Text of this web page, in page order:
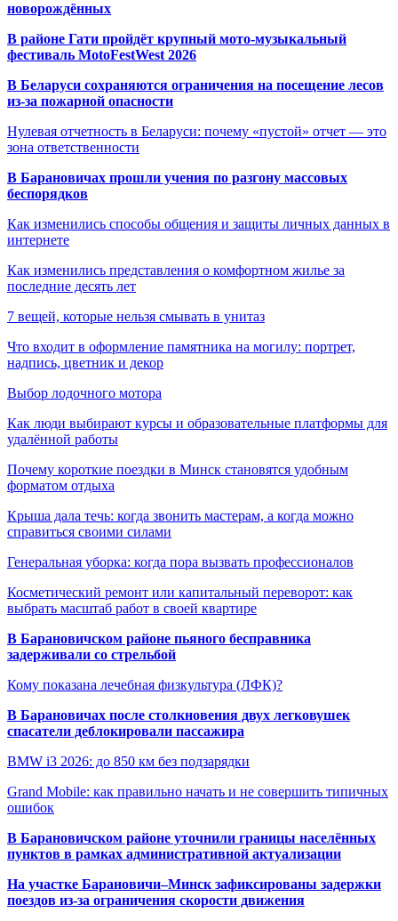
новорождённых
В районе Гати пройдёт крупный мото-музыкальный
фестиваль MotoFestWest 2026
В Беларуси сохраняются ограничения на посещение лесов
из-за пожарной опасности
Нулевая отчетность в Беларуси: почему «пустой» отчет — это
зона ответственности
В Барановичах прошли учения по разгону массовых
беспорядков
Как изменились способы общения и защиты личных данных в
интернете
Как изменились представления о комфортном жилье за
последние десять лет
7 вещей, которые нельзя смывать в унитаз
Что входит в оформление памятника на могилу: портрет,
надпись, цветник и декор
Выбор лодочного мотора
Как люди выбирают курсы и образовательные платформы для
удалённой работы
Почему короткие поездки в Минск становятся удобным
форматом отдыха
Крыша дала течь: когда звонить мастерам, а когда можно
справиться своими силами
Генеральная уборка: когда пора вызвать профессионалов
Косметический ремонт или капитальный переворот: как
выбрать масштаб работ в своей квартире
В Барановичском районе пьяного бесправника
задерживали со стрельбой
Кому показана лечебная физкультура (ЛФК)?
В Барановичах после столкновения двух легковушек
спасатели деблокировали пассажира
BMW i3 2026: до 850 км без подзарядки
Grand Mobile: как правильно начать и не совершить типичных
ошибок
В Барановичском районе уточнили границы населённых
пунктов в рамках административной актуализации
На участке Барановичи–Минск зафиксированы задержки
поездов из-за ограничения скорости движения